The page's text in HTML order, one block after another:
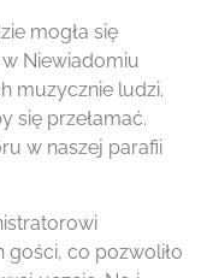
mogła się
Niewiadomiu
muzycznie ludzi.
się przełamać.
w naszej parafii
gości, co pozwoliło